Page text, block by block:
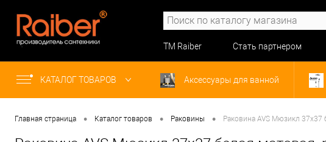
ТМ Raiber Стать партнером
КАТАЛОГ ТОВАРОВ Аксессуары для ванной
Главная страница • Каталог товаров • Раковины • Раковина AVS Мюзикл 37x37